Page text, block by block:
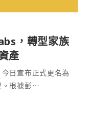
，轉型家族
產
。根據彭⋯